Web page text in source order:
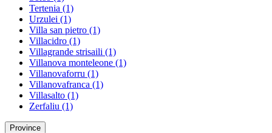
Tertenia (1)
Urzulei (1)
Villa san pietro (1)
Villacidro (1)
Villagrande strisaili (1)
Villanova monteleone (1)
Villanovaforru (1)
Villanovafranca (1)
Villasalto (1)
Zerfaliu (1)
Province